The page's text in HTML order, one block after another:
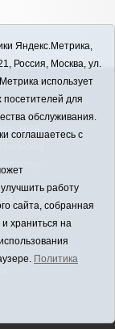
2026
10-33
от
по
Яндекс.Метрика,
Россия, Москва, ул.
использует
для
обслуживания.
соглашаетесь с
работу
сайта, собранная
храниться на
Политика